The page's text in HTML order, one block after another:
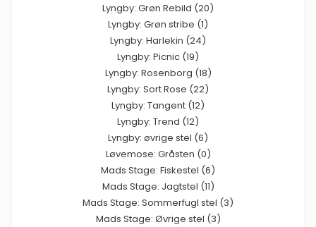
Lyngby: Grøn Rebild (20)
Lyngby: Grøn stribe (1)
Lyngby: Harlekin (24)
Lyngby: Picnic (19)
Lyngby: Rosenborg (18)
Lyngby: Sort Rose (22)
Lyngby: Tangent (12)
Lyngby: Trend (12)
Lyngby: øvrige stel (6)
Løvemose: Gråsten (0)
Mads Stage: Fiskestel (6)
Mads Stage: Jagtstel (11)
Mads Stage: Sommerfugl stel (3)
Mads Stage: Øvrige stel (3)